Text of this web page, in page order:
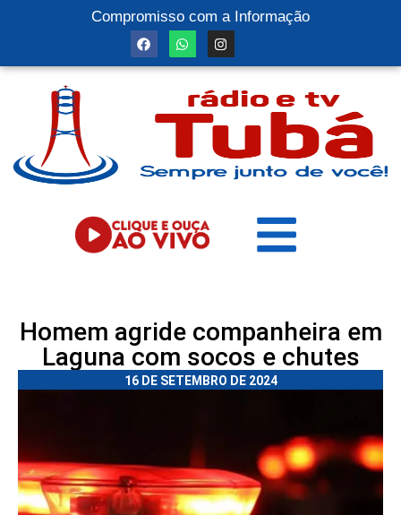
Compromisso com a Informação
Homem agride companheira em
Laguna com socos e chutes
16 DE SETEMBRO DE 2024